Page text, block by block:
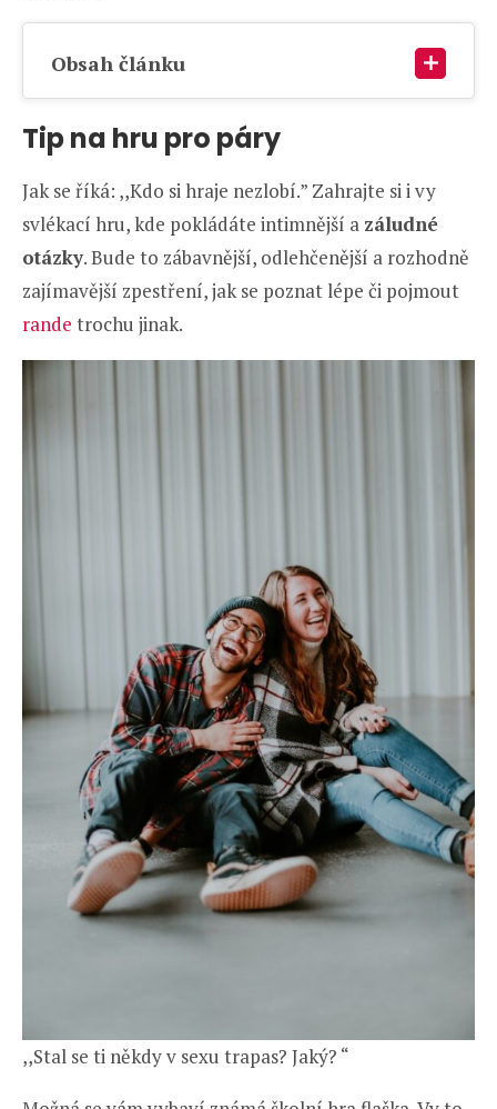
Obsah článku
Tip na hru pro páry
Jak se říká: ,,Kdo si hraje nezlobí.” Zahrajte si i vy
svlékací hru, kde pokládáte intimnější a záludné
otázky. Bude to zábavnější, odlehčenější a rozhodně
zajímavější zpestření, jak se poznat lépe či pojmout
rande trochu jinak.
,,Stal se ti někdy v sexu trapas? Jaký? “